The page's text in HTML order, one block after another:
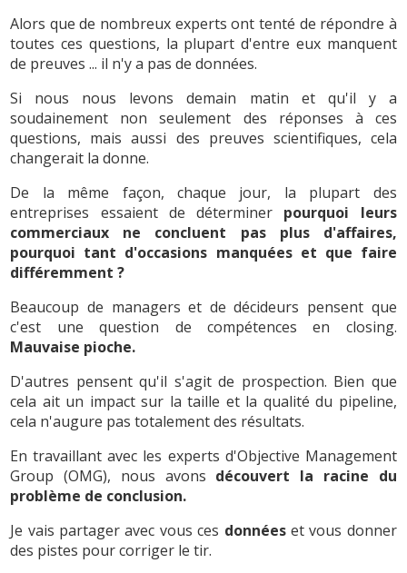
Alors que de nombreux experts ont tenté de répondre à
toutes ces questions, la plupart d'entre eux manquent
de preuves ... il n'y a pas de données.
Si nous nous levons demain matin et qu'il y a
soudainement non seulement des réponses à ces
questions, mais aussi des preuves scientifiques, cela
changerait la donne.
De la même façon, chaque jour, la plupart des
entreprises essaient de déterminer pourquoi leurs
commerciaux ne concluent pas plus d'affaires,
pourquoi tant d'occasions manquées et que faire
différemment ?
Beaucoup de managers et de décideurs pensent que
c'est une question de compétences en closing.
Mauvaise pioche.
D'autres pensent qu'il s'agit de prospection. Bien que
cela ait un impact sur la taille et la qualité du pipeline,
cela n'augure pas totalement des résultats.
En travaillant avec les experts d'Objective Management
Group (OMG), nous avons découvert la racine du
problème de conclusion.
Je vais partager avec vous ces donnéeset vous donner
des pistes pour corriger le tir.